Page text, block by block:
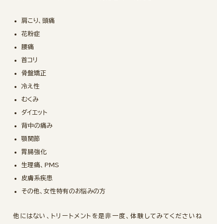
肩こり、頭痛
花粉症
腰痛
首コリ
骨盤矯正
冷え性
むくみ
ダイエット
背中の痛み
顎関節
胃腸強化
生理痛、PMS
皮膚系疾患
その他、女性特有のお悩みの方
他にはない、トリートメントを是非一度、体験してみてくださいね